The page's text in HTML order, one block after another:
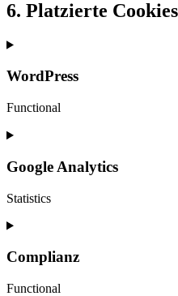
6. Platzierte Cookies
WordPress
Functional
Consent
service
wordpress
Google Analytics
Statistics
Consent
service
google-
analytics
Complianz
Functional